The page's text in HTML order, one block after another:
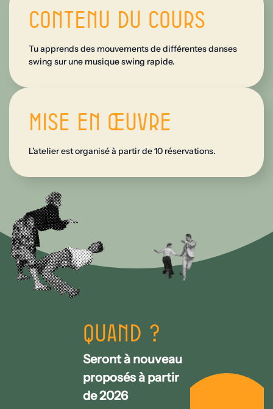
Contenu du cours
Tu apprends des mouvements de différentes danses
swing sur une musique swing rapide.
Mise en œuvre
L'atelier est organisé à partir de 10 réservations.
Quand ?
Seront à nouveau
proposés à partir
de 2026